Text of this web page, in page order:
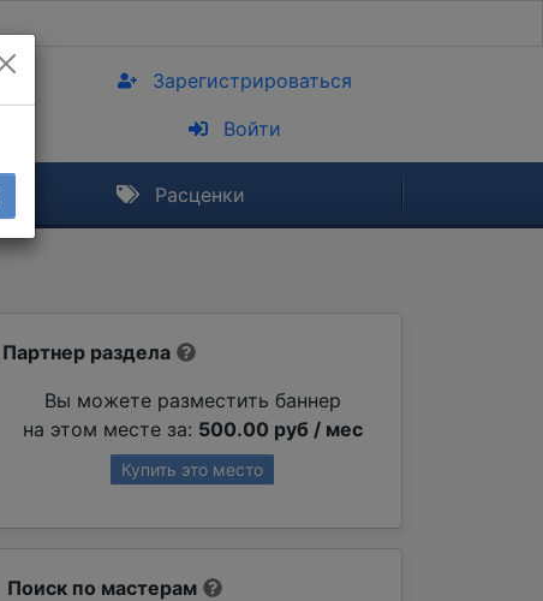
Зарегистрироваться
Войти
Расценки
Партнер раздела
Вы можете разместить баннер
на этом месте за: 500.00 руб / мес
Купить это место
Поиск по мастерам